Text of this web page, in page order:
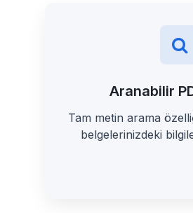
Aranabilir
Tam metin arama
belgelerinizdeki